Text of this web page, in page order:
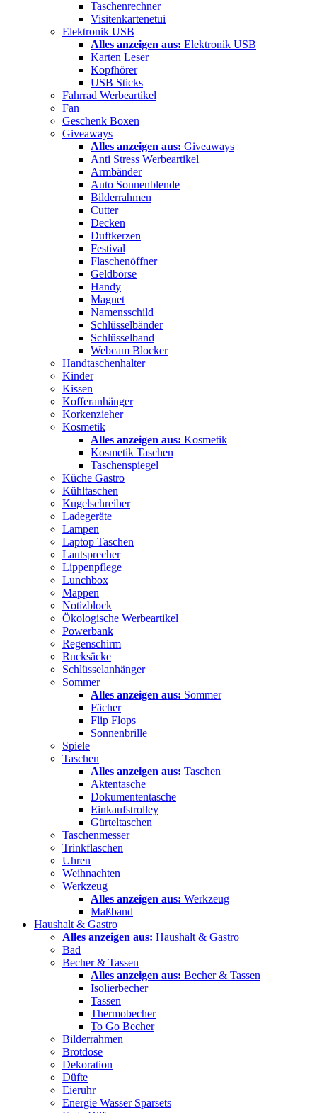
Taschenrechner
Visitenkartenetui
Elektronik USB
Alles anzeigen aus: Elektronik USB
Karten Leser
Kopfhörer
USB Sticks
Fahrrad Werbeartikel
Fan
Geschenk Boxen
Giveaways
Alles anzeigen aus: Giveaways
Anti Stress Werbeartikel
Armbänder
Auto Sonnenblende
Bilderrahmen
Cutter
Decken
Duftkerzen
Festival
Flaschenöffner
Geldbörse
Handy
Magnet
Namensschild
Schlüsselbänder
Schlüsselband
Webcam Blocker
Handtaschenhalter
Kinder
Kissen
Kofferanhänger
Korkenzieher
Kosmetik
Alles anzeigen aus: Kosmetik
Kosmetik Taschen
Taschenspiegel
Küche Gastro
Kühltaschen
Kugelschreiber
Ladegeräte
Lampen
Laptop Taschen
Lautsprecher
Lippenpflege
Lunchbox
Mappen
Notizblock
Ökologische Werbeartikel
Powerbank
Regenschirm
Rucksäcke
Schlüsselanhänger
Sommer
Alles anzeigen aus: Sommer
Fächer
Flip Flops
Sonnenbrille
Spiele
Taschen
Alles anzeigen aus: Taschen
Aktentasche
Dokumententasche
Einkaufstrolley
Gürteltaschen
Taschenmesser
Trinkflaschen
Uhren
Weihnachten
Werkzeug
Alles anzeigen aus: Werkzeug
Maßband
Haushalt & Gastro
Alles anzeigen aus: Haushalt & Gastro
Bad
Becher & Tassen
Alles anzeigen aus: Becher & Tassen
Isolierbecher
Tassen
Thermobecher
To Go Becher
Bilderrahmen
Brotdose
Dekoration
Düfte
Eieruhr
Energie Wasser Sparsets